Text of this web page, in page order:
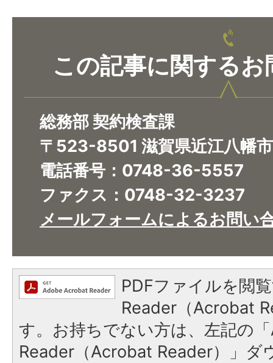
この記事に関するお
総務部 契約検査課
〒523-8501 滋賀県近江八幡
電話番号：0748-36-5557
ファクス：0748-32-3237
メールフォームによるお問い
PDFファイルを閲
Reader（Acrobat
す。お持ちでない方は、左記の
Reader（Acrobat Reader）」ダ